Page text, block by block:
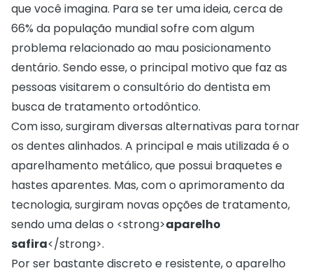
que você imagina. Para se ter uma ideia, cerca de
66% da população mundial sofre com algum
problema relacionado ao mau posicionamento
dentário. Sendo esse, o principal motivo que faz as
pessoas visitarem o consultório do dentista em
busca de tratamento ortodôntico.
Com isso, surgiram diversas alternativas para tornar
os dentes alinhados. A principal e mais utilizada é o
aparelhamento metálico, que possui braquetes e
hastes aparentes. Mas, com o aprimoramento da
tecnologia, surgiram novas opções de tratamento,
sendo uma delas o <strong>aparelho
safira</strong>.
Por ser bastante discreto e resistente, o aparelho